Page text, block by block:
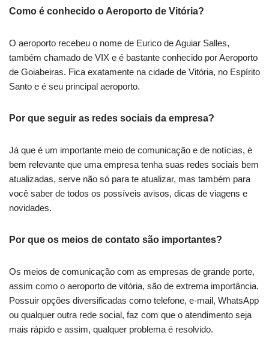
Como é conhecido o Aeroporto de Vitória?
O aeroporto recebeu o nome de Eurico de Aguiar Salles,
também chamado de VIX e é bastante conhecido por Aeroporto
de Goiabeiras. Fica exatamente na cidade de Vitória, no Espírito
Santo e é seu principal aeroporto.
Por que seguir as redes sociais da empresa?
Já que é um importante meio de comunicação e de notícias, é
bem relevante que uma empresa tenha suas redes sociais bem
atualizadas, serve não só para te atualizar, mas também para
você saber de todos os possíveis avisos, dicas de viagens e
novidades.
Por que os meios de contato são importantes?
Os meios de comunicação com as empresas de grande porte,
assim como o aeroporto de vitória, são de extrema importância.
Possuir opções diversificadas como telefone, e-mail, WhatsApp
ou qualquer outra rede social, faz com que o atendimento seja
mais rápido e assim, qualquer problema é resolvido.